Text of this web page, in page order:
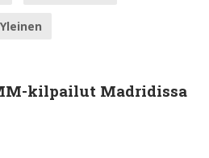
Yleinen
kilpailut Madridissa